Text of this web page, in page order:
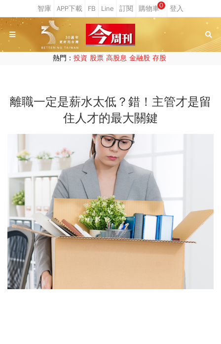
0
熱門： 投資 股票 高股息 金融股 存股
離職一定是薪水太低？錯！主管才是留
住人才的最大關鍵